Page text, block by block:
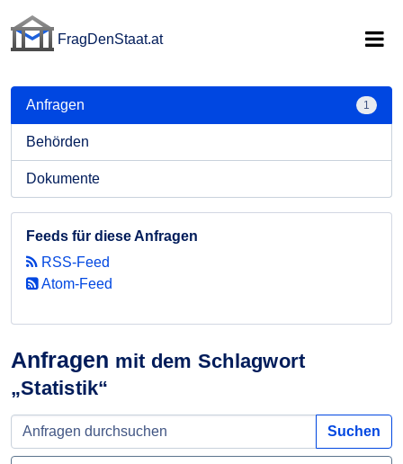
FragDenStaat.at
Anfragen mit dem Schlagwort
„Statistik“
Suchen
Anfragen 1
Behörden
Dokumente
Feeds für diese Anfragen
RSS-Feed
Atom-Feed